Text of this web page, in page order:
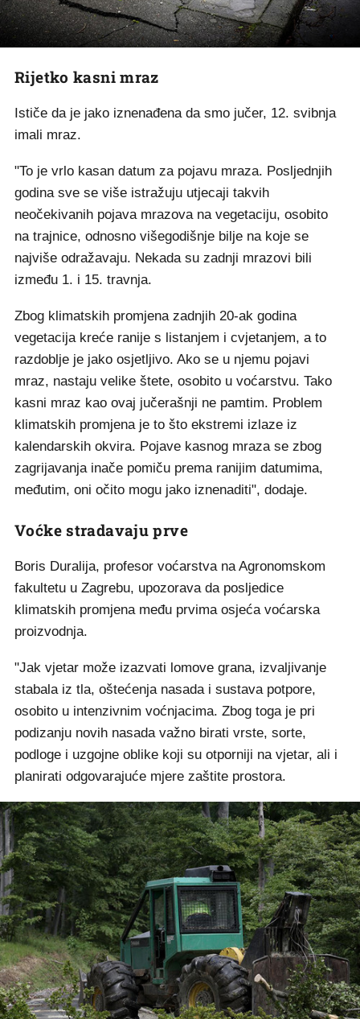
Rijetko kasni mraz
Ističe da je jako iznenađena da smo jučer, 12. svibnja
imali mraz.
"To je vrlo kasan datum za pojavu mraza. Posljednjih
godina sve se više istražuju utjecaji takvih
neočekivanih pojava mrazova na vegetaciju, osobito
na trajnice, odnosno višegodišnje bilje na koje se
najviše odražavaju. Nekada su zadnji mrazovi bili
između 1. i 15. travnja.
Zbog klimatskih promjena zadnjih 20-ak godina
vegetacija kreće ranije s listanjem i cvjetanjem, a to
razdoblje je jako osjetljivo. Ako se u njemu pojavi
mraz, nastaju velike štete, osobito u voćarstvu. Tako
kasni mraz kao ovaj jučerašnji ne pamtim. Problem
klimatskih promjena je to što ekstremi izlaze iz
kalendarskih okvira. Pojave kasnog mraza se zbog
zagrijavanja inače pomiču prema ranijim datumima,
međutim, oni očito mogu jako iznenaditi", dodaje.
Voćke stradavaju prve
Boris Duralija, profesor voćarstva na Agronomskom
fakultetu u Zagrebu, upozorava da posljedice
klimatskih promjena među prvima osjeća voćarska
proizvodnja.
"Jak vjetar može izazvati lomove grana, izvaljivanje
stabala iz tla, oštećenja nasada i sustava potpore,
osobito u intenzivnim voćnjacima. Zbog toga je pri
podizanju novih nasada važno birati vrste, sorte,
podloge i uzgojne oblike koji su otporniji na vjetar, ali i
planirati odgovarajuće mjere zaštite prostora.